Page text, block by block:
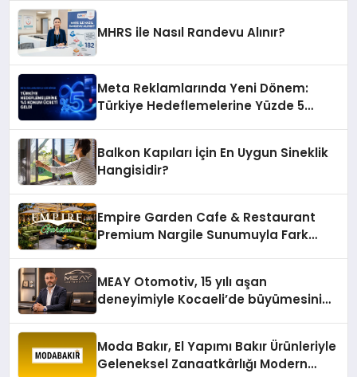
MHRS ile Nasıl Randevu Alınır?
Meta Reklamlarında Yeni Dönem:
Türkiye Hedeflemelerine Yüzde 5
Balkon Kapıları İçin En Uygun Sineklik
Hangisidir?
Empire Garden Cafe & Restaurant
Premium Nargile Sunumuyla Fark
MEAY Otomotiv, 15 yılı aşan
deneyimiyle Kocaeli’de büyümesini
Moda Bakır, El Yapımı Bakır Ürünleriyle
Geleneksel Zanaatkârlığı Modern